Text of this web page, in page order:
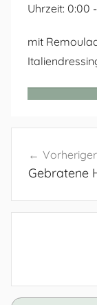
Uhrzeit: 0:00
mit
Gebratene